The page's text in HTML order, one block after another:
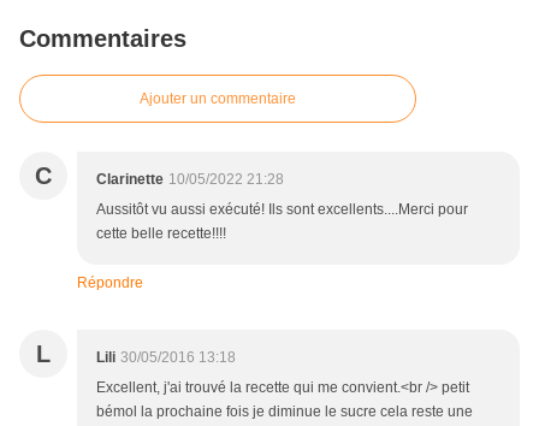
Commentaires
Ajouter un commentaire
C Clarinette 10/05/2022 21:28
Aussitôt vu aussi exécuté! Ils sont excellents....Merci pour
cette belle recette!!!!
Répondre
L Lili 30/05/2016 13:18
Excellent, j'ai trouvé la recette qui me convient.<br /> petit
bémol la prochaine fois je diminue le sucre cela reste une